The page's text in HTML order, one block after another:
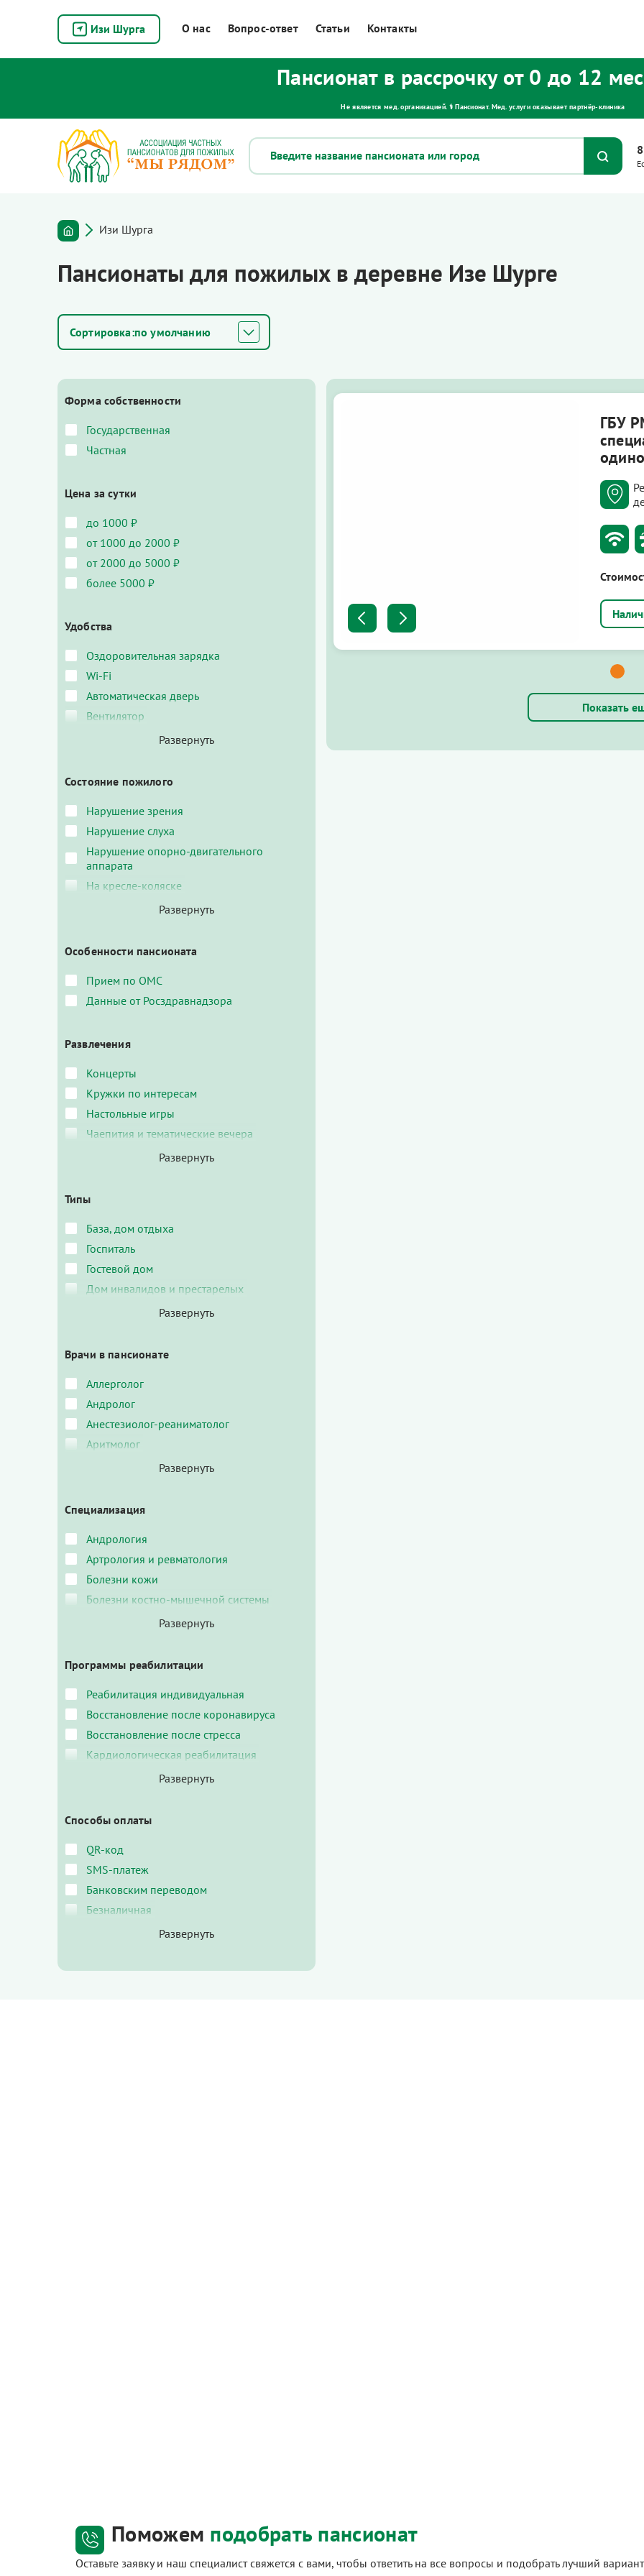
Изи Шурга О нас Вопрос-ответ Статьи Контакты
Пансионат в рассрочку от 0 до 12
Не является мед. организацией. ⚕ Пансионат. Мед. услуги оказывает партнёр‑клиника
Изи Шурга
Пансионаты для пожилых в деревне Изе Шурге
по умолчанию
ГБУ
Показать
Форма собственности
Государственная
Частная
Цена за сутки
до 1000 ₽
от 1000 до 2000 ₽
от 2000 до 5000 ₽
более 5000 ₽
Удобства
Оздоровительная зарядка
Wi-Fi
Автоматическая дверь
Вентилятор
Состояние пожилого
Нарушение зрения
Нарушение слуха
Нарушение опорно-двигательного
аппарата
На кресле-коляске
Особенности пансионата
Прием по ОМС
Данные от Росздравнадзора
Развлечения
Концерты
Кружки по интересам
Настольные игры
Чаепития и тематические вечера
Типы
База, дом отдыха
Госпиталь
Гостевой дом
Дом инвалидов и престарелых
Врачи в пансионате
Аллерголог
Андролог
Анестезиолог-реаниматолог
Аритмолог
Специализация
Андрология
Артрология и ревматология
Болезни кожи
Болезни костно-мышечной системы
Программы реабилитации
Реабилитация индивидуальная
Восстановление после коронавируса
Восстановление после стресса
Кардиологическая реабилитация
Способы оплаты
QR-код
SMS-платеж
Банковским переводом
Безналичная
Поможем подобрать пансионат
Оставьте заявку и наш специалист свяжется с вами, чтобы ответить на все вопросы и подобрать лучший